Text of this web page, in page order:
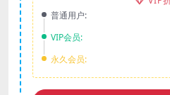
普通用户:
VIP会员:
永久会员: